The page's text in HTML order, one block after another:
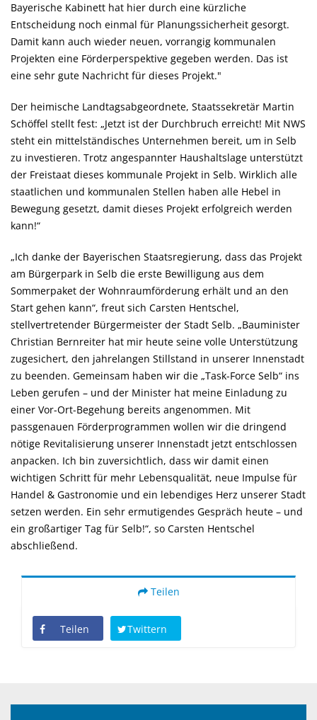
Bayerische Kabinett hat hier durch eine kürzliche
Entscheidung noch einmal für Planungssicherheit gesorgt.
Damit kann auch wieder neuen, vorrangig kommunalen
Projekten eine Förderperspektive gegeben werden. Das ist
eine sehr gute Nachricht für dieses Projekt."
Der heimische Landtagsabgeordnete, Staatssekretär Martin
Schöffel stellt fest: „Jetzt ist der Durchbruch erreicht! Mit NWS
steht ein mittelständisches Unternehmen bereit, um in Selb
zu investieren. Trotz angespannter Haushaltslage unterstützt
der Freistaat dieses kommunale Projekt in Selb. Wirklich alle
staatlichen und kommunalen Stellen haben alle Hebel in
Bewegung gesetzt, damit dieses Projekt erfolgreich werden
kann!“
Ich danke der Bayerischen Staatsregierung, dass das Projekt
am Bürgerpark in Selb die erste Bewilligung aus dem
Sommerpaket der Wohnraumförderung erhält und an den
Start gehen kann“, freut sich Carsten Hentschel,
stellvertretender Bürgermeister der Stadt Selb. „Bauminister
Christian Bernreiter hat mir heute seine volle Unterstützung
zugesichert, den jahrelangen Stillstand in unserer Innenstadt
zu beenden. Gemeinsam haben wir die „Task-Force Selb“ ins
Leben gerufen – und der Minister hat meine Einladung zu
einer Vor-Ort-Begehung bereits angenommen. Mit
passgenauen Förderprogrammen wollen wir die dringend
nötige Revitalisierung unserer Innenstadt jetzt entschlossen
anpacken. Ich bin zuversichtlich, dass wir damit einen
wichtigen Schritt für mehr Lebensqualität, neue Impulse für
Handel & Gastronomie und ein lebendiges Herz unserer Stadt
setzen werden. Ein sehr ermutigendes Gespräch heute – und
ein großartiger Tag für Selb!“, so Carsten Hentschel
abschließend.
Teilen
Teilen Twittern